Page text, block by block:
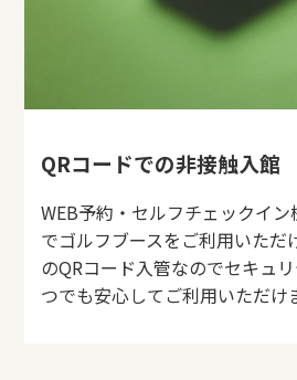
QRコードでの非接触入館
WEB予約・セルフチェックイ
でゴルフブースをご利用いただ
のQRコード入管なのでセキュ
つでも安心してご利用いただけ